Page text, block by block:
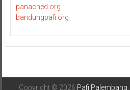
panached.org
bandungpafi.org
Copyright © 2026 Pafi Palembang